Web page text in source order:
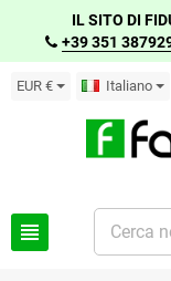
IL SITO DI
+39 351
EUR € Italiano
view_headline